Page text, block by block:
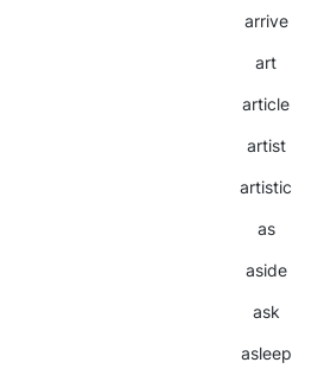
arrive
art
article
artist
artistic
as
aside
ask
asleep